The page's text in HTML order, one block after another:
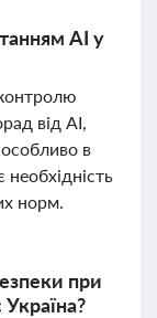
AI у
від AI,
особливо в
норм.
при